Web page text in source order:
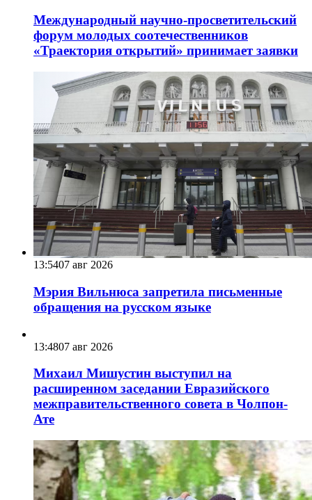
Международный научно-просветительский
форум молодых соотечественников
«Траектория открытий» принимает заявки
13:5407 авг 2026
Мэрия Вильнюса запретила письменные
обращения на русском языке
13:4807 авг 2026
Михаил Мишустин выступил на
расширенном заседании Евразийского
межправительственного совета в Чолпон-
Ате